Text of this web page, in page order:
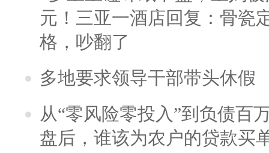
元！三亚一酒店回复：骨瓷
格，吵翻了
多地要求领导干部带头休假
从“零风险零投入”到负债百
盘后，谁该为农户的贷款买